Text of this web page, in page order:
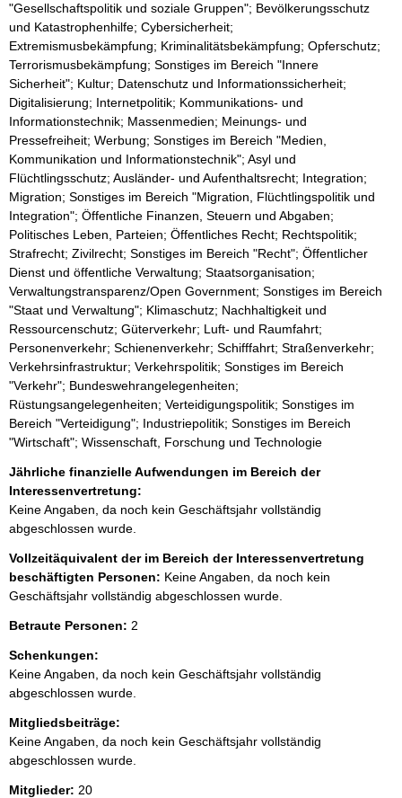
"Gesellschaftspolitik und soziale Gruppen"; Bevölkerungsschutz
und Katastrophenhilfe; Cybersicherheit;
Extremismusbekämpfung; Kriminalitätsbekämpfung; Opferschutz;
Terrorismusbekämpfung; Sonstiges im Bereich "Innere
Sicherheit"; Kultur; Datenschutz und Informationssicherheit;
Digitalisierung; Internetpolitik; Kommunikations- und
Informationstechnik; Massenmedien; Meinungs- und
Pressefreiheit; Werbung; Sonstiges im Bereich "Medien,
Kommunikation und Informationstechnik"; Asyl und
Flüchtlingsschutz; Ausländer- und Aufenthaltsrecht; Integration;
Migration; Sonstiges im Bereich "Migration, Flüchtlingspolitik und
Integration"; Öffentliche Finanzen, Steuern und Abgaben;
Politisches Leben, Parteien; Öffentliches Recht; Rechtspolitik;
Strafrecht; Zivilrecht; Sonstiges im Bereich "Recht"; Öffentlicher
Dienst und öffentliche Verwaltung; Staatsorganisation;
Verwaltungstransparenz/Open Government; Sonstiges im Bereich
"Staat und Verwaltung"; Klimaschutz; Nachhaltigkeit und
Ressourcenschutz; Güterverkehr; Luft- und Raumfahrt;
Personenverkehr; Schienenverkehr; Schifffahrt; Straßenverkehr;
Verkehrsinfrastruktur; Verkehrspolitik; Sonstiges im Bereich
"Verkehr"; Bundeswehrangelegenheiten;
Rüstungsangelegenheiten; Verteidigungspolitik; Sonstiges im
Bereich "Verteidigung"; Industriepolitik; Sonstiges im Bereich
"Wirtschaft"; Wissenschaft, Forschung und Technologie
Jährliche finanzielle Aufwendungen im Bereich der
Interessenvertretung:
Keine Angaben, da noch kein Geschäftsjahr vollständig
abgeschlossen wurde.
Vollzeitäquivalent der im Bereich der Interessenvertretung
beschäftigten Personen: Keine Angaben, da noch kein
Geschäftsjahr vollständig abgeschlossen wurde.
Betraute Personen: 2
Schenkungen:
Keine Angaben, da noch kein Geschäftsjahr vollständig
abgeschlossen wurde.
Mitgliedsbeiträge:
Keine Angaben, da noch kein Geschäftsjahr vollständig
abgeschlossen wurde.
Mitglieder: 20